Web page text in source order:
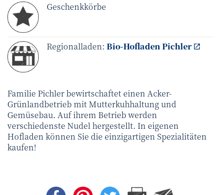
Geschenkkörbe
Regionalladen: Bio-Hofladen Pichler
Familie Pichler bewirtschaftet einen Acker-
Grünlandbetrieb mit Mutterkuhhaltung und
Gemüsebau. Auf ihrem Betrieb werden
verschiedenste Nudel hergestellt. In eigenen
Hofladen können Sie die einzigartigen Spezialitäten
kaufen!